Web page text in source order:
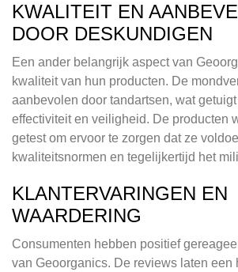
KWALITEIT EN
DOOR DESKUNDIGEN
Een ander belangrijk aspect van
kwaliteit van hun producten. De
aanbevolen door tandartsen, wat
effectiviteit en veiligheid. De producten
getest om ervoor te zorgen dat ze
kwaliteitsnormen en tegelijkertijd het
KLANTERVARINGEN EN
WAARDERING
Consumenten hebben positief
van Geoorganics. De reviews laten een